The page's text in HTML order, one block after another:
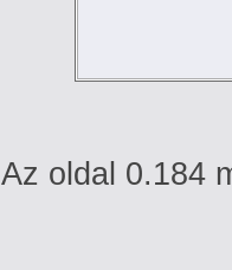
Az oldal 0.184